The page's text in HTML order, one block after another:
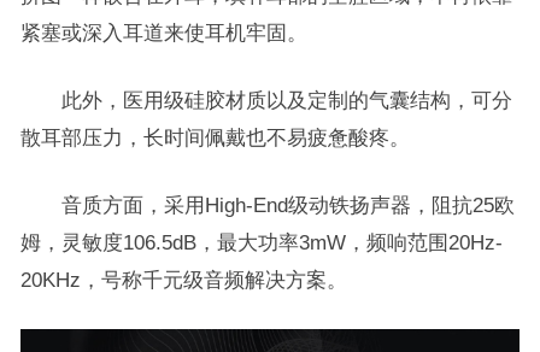
紧塞或深入耳道来使耳机牢固。
此外，医用级硅胶材质以及定制的气囊结构，可分
散耳部压力，长时间佩戴也不易疲惫酸疼。
音质方面，采用High-End级动铁扬声器，阻抗25欧
姆，灵敏度106.5dB，最大功率3mW，频响范围20Hz-
20KHz，号称千元级音频解决方案。